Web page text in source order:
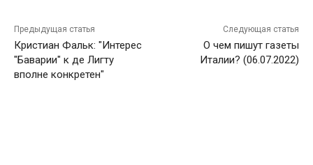
Предыдущая статья
Кристиан Фальк: "Интерес
"Баварии" к де Лигту
вполне конкретен"
Следующая статья
О чем пишут газеты
Италии? (06.07.2022)